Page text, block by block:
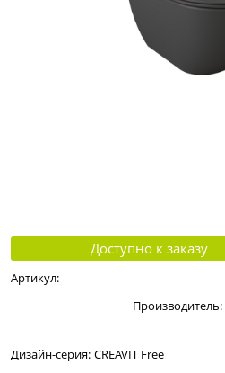
Доступно к заказу
Артикул:
Производитель:
Дизайн-серия: CREAVIT Free